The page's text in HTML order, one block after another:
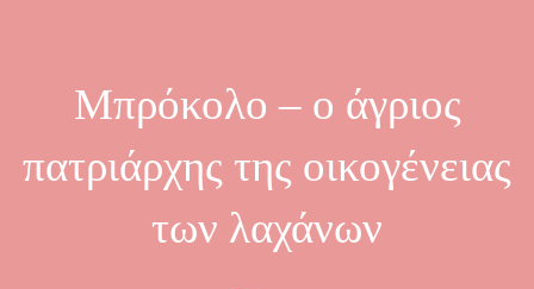
Μπρόκολο – ο άγριος
πατριάρχης της οικογένειας
των λαχάνων